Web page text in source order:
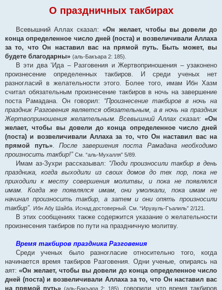
и
О праздничных такбирах
Всевышний Аллах сказал:«Он желает, чтобы вы довели до
конца определенное число дней (поста) и возвеличивали Аллаха
за то, что Он наставил вас на прямой путь. Быть может, вы
будете благодарны» (аль-Бакъара 2: 185).
В эти два ‘Ида – Разговения и Жертвоприношения – узаконено
произнесение определенных такбиров. И среди ученых нет
разногласий в желательности этого. Более того, имам Ибн Хазм
считал обязательным произнесение такбиров в ночь на завершение
поста Рамадана. Он говорил: “Произнесение такбиров в ночь на
праздник Разговения является обязательным, а в ночь на праздник
Жертвоприношения желательным. Всевышний Аллах сказал: «Он
желает, чтобы вы довели до конца определенное число дней
(поста) и возвеличивали Аллаха за то, что Он наставил вас на
прямой путь». После завершения поста Рамадана необходимо
произносить такбир!” См. “аль-Мухалля” 5/89.
Имам аз-Зухри рассказывал: “Люди произносили такбир в день
праздника, когда выходили из своих домов до тех пор, пока не
приходили к месту совершения молитвы, и пока не появлялся
имам. Когда же появлялся имам, они умолкали, пока имам не
начинал произносить такбир, а затем и они опять произносили
такбир”. Ибн Абу Шайба. Иснад достоверный. См. “Ируауль-Гъалиль” 2/121.
В этих сообщениях также содержится указание о желательности
произнесения такбиров по пути на праздничную молитву.
Время такбиров праздника Разговения
Среди ученых было разногласие относительно того, когда
начинается время такбиров Разговения. Одни ученые, опираясь на
аят:«Он желает, чтобы вы довели до конца определенное число
дней (поста) и возвеличивали Аллаха за то, что Он наставил вас
на прямой путь» (аль-Бакъара 2: 185) , говорили, что время такбиров